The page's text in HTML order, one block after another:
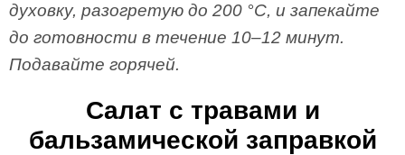
духовку, разогретую до 200 °С, и запекайте
до готовности в течение 10–12 минут.
Подавайте горячей.
Салат с травами и
бальзамической заправкой